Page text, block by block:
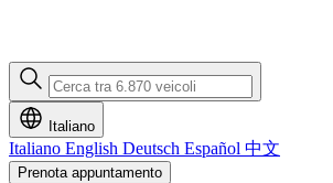
Italiano
Italiano English Deutsch Español 中文
Prenota appuntamento